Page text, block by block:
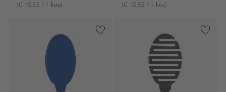
(€ 15,55 / 1 kos) (€ 15,55 / 1 kos)